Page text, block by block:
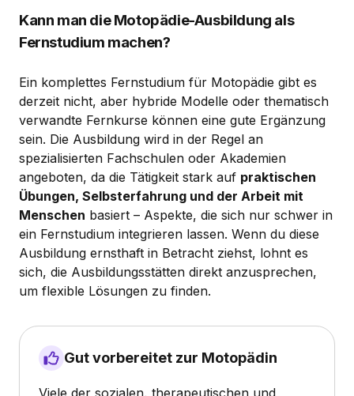
Kann man die Motopädie-Ausbildung als
Fernstudium machen?
Ein komplettes Fernstudium für Motopädie gibt es
derzeit nicht, aber hybride Modelle oder thematisch
verwandte Fernkurse können eine gute Ergänzung
sein. Die Ausbildung wird in der Regel an
spezialisierten Fachschulen oder Akademien
angeboten, da die Tätigkeit stark auf praktischen
Übungen, Selbsterfahrung und der Arbeit mit
Menschen basiert – Aspekte, die sich nur schwer in
ein Fernstudium integrieren lassen. Wenn du diese
Ausbildung ernsthaft in Betracht ziehst, lohnt es
sich, die Ausbildungsstätten direkt anzusprechen,
um flexible Lösungen zu finden.
Gut vorbereitet zur Motopädin